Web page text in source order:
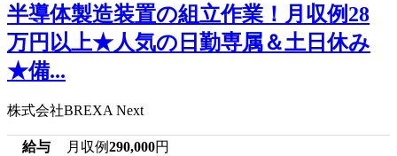
半導体製造装置の組立作業！月収例28
万円以上★人気の日勤専属＆土日休み
★備...
株式会社BREXA Next
給与 月収例290,000円